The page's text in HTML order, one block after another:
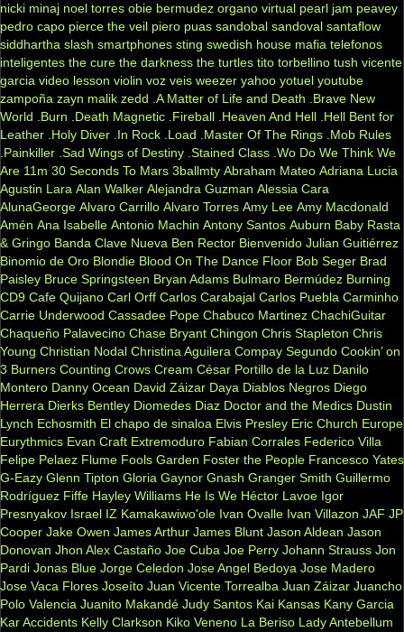
nicki minaj noel torres obie bermudez organo virtual pearl jam peavey
pedro capo pierce the veil piero puas sandobal sandoval santaflow
siddhartha slash smartphones sting swedish house mafia telefonos
inteligentes the cure the darkness the turtles tito torbellino tush vicente
garcia video lesson violin voz veis weezer yahoo yotuel youtube
zampoña zayn malik zedd .A Matter of Life and Death
.Brave New
World
.Burn .Death Magnetic .Fireball .Heaven And Hell .Hell Bent for
Leather .Holy Diver .In Rock .Load .Master Of The Rings .Mob Rules
.Painkiller .Sad Wings of Destiny .Stained Class .Wo Do We Think We
Are 11m 30 Seconds To Mars 3ballmty Abraham Mateo Adriana Lucia
Agustin Lara Alan Walker Alejandra Guzman Alessia Cara
AlunaGeorge Alvaro Carrillo Alvaro Torres Amy Lee Amy Macdonald
Amén Ana Isabelle Antonio Machin Antony Santos Auburn Baby Rasta
& Gringo Banda Clave Nueva Ben Rector Bienvenido Julian Guitiérrez
Binomio de Oro Blondie Blood On The Dance Floor Bob Seger Brad
Paisley Bruce Springsteen Bryan Adams Bulmaro Bermúdez Burning
CD9 Cafe Quijano Carl Orff Carlos Carabajal Carlos Puebla Carminho
Carrie Underwood Cassadee Pope Chabuco Martinez ChachiGuitar
Chaqueño Palavecino Chase Bryant Chingon Chris Stapleton Chris
Young Christian Nodal Christina Aguilera Compay Segundo Cookin’ on
3 Burners Counting Crows Cream César Portillo de la Luz Danilo
Montero Danny Ocean David Záizar Daya Diablos Negros Diego
Herrera Dierks Bentley Diomedes Diaz Doctor and the Medics Dustin
Lynch Echosmith El chapo de sinaloa Elvis Presley Eric Church Europe
Eurythmics Evan Craft Extremoduro Fabian Corrales Federico Villa
Felipe Pelaez Flume Fools Garden Foster the People Francesco Yates
G-Eazy Glenn Tipton Gloria Gaynor Gnash Granger Smith Guillermo
Rodríguez Fiffe Hayley Williams He Is We Héctor Lavoe Igor
Presnyakov Israel IZ Kamakawiwo'ole Ivan Ovalle Ivan Villazon JAF JP
Cooper Jake Owen James Arthur James Blunt Jason Aldean Jason
Donovan Jhon Alex Castaño Joe Cuba Joe Perry Johann Strauss Jon
Pardi Jonas Blue Jorge Celedon Jose Angel Bedoya Jose Madero
Jose Vaca Flores Joseíto Juan Vicente Torrealba Juan Záizar Juancho
Polo Valencia Juanito Makandé Judy Santos Kai Kansas Kany Garcia
Kar Accidents Kelly Clarkson Kiko Veneno La Beriso Lady Antebellum